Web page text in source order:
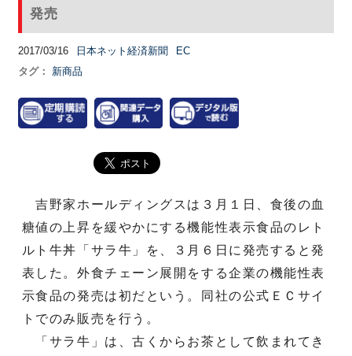
発売
2017/03/16 日本ネット経済新聞
EC
タグ：
新商品
吉野家ホールディングスは３月１日、食後の血
糖値の上昇を緩やかにする機能性表示食品のレト
ルト牛丼「サラ牛」を、３月６日に発売すると発
表した。外食チェーン展開をする企業の機能性表
示食品の発売は初だという。同社の公式ＥＣサイ
トでのみ販売を行う。
「サラ牛」は、古くからお茶として飲まれてき